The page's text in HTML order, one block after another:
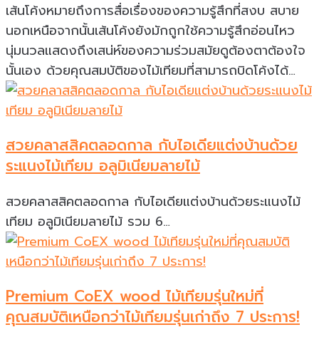
เส้นโค้งหมายถึงการสื่อเรื่องของความรู้สึกที่สงบ สบาย
นอกเหนือจากนั้นเส้นโค้งยังมักถูกใช้ความรู้สึกอ่อนไหว
นุ่มนวลแสดงถึงเสน่ห์ของความร่วมสมัยดูต้องตาต้องใจ
นั้นเอง ด้วยคุณสมบัติของไม้เทียมที่สามารถบิดโค้งได้…
สวยคลาสสิคตลอดกาล กับไอเดียแต่งบ้านด้วย
ระแนงไม้เทียม อลูมิเนียมลายไม้
สวยคลาสสิคตลอดกาล กับไอเดียแต่งบ้านด้วยระแนงไม้
เทียม อลูมิเนียมลายไม้ รวม 6…
Premium CoEX wood ไม้เทียมรุ่นใหม่ที่
คุณสมบัติเหนือกว่าไม้เทียมรุ่นเก่าถึง 7 ประการ!